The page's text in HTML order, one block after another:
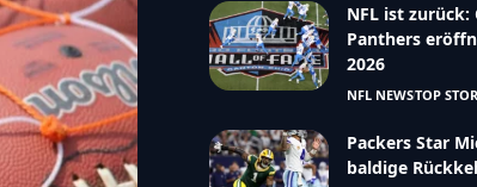
NFL ist zurück:
Panthers
2026
NFL NEWSTOP
Packers Star
baldige